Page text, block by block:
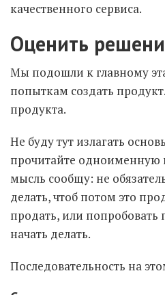
качественного сервиса.
Оценить
Мы подошли к главному
попыткам создать
продукта.
Не буду тут излагать
прочитайте одноименную
мысль сообщу: не
делать, чтоб потом это
продать, или попробовать
начать делать.
Последовательность на